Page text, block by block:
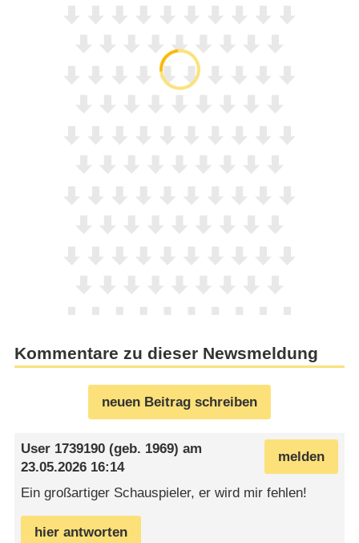
Kommentare zu dieser Newsmeldung
neuen Beitrag schreiben
melden
User 1739190 (geb. 1969) am
23.05.2026 16:14
Ein großartiger Schauspieler, er wird mir fehlen!
hier antworten